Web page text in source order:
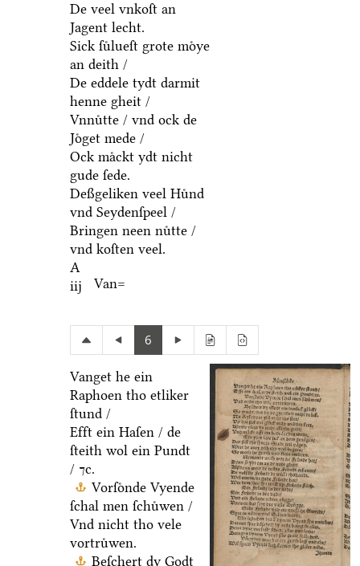
De veel vnkoſt an
Jagent lecht.
Sick ſuͤlueſt grote moͤye
an deith /
De eddele tydt darmit
henne gheit /
Vnnuͤtte / vnd ock de
Joͤget mede /
Ock maͤckt ydt nicht
gude ſede.
Deßgeliken veel Huͤnd
vnd Seydenſpeel /
Bringen neen nuͤtte /
vnd koſten veel.
A
iij
Van=
6
Vanget he ein
Raphoen tho etliker
ſtund /
Efft ein Haſen / de
ſteith wol ein Pundt
/ ⁊c.
Vorſoͤnde Vyende
ſchal men ſchuͤwen /
Vnd nicht tho vele
vortruͤwen.
Beſchert dy Godt